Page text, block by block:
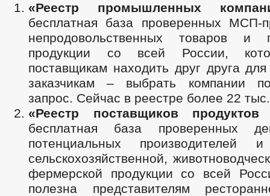
«Реестр промышленных
бесплатная база проверенных МСП-
непродовольственных товаров и
продукции со всей России,
поставщикам находить друг друга
заказчикам – выбрать компании
запрос. Сейчас в реестре более 22
«Реестр поставщиков
бесплатная база проверенных
потенциальных производителей и
сельскохозяйственной,
фермерской продукции со всей
полезна представителям